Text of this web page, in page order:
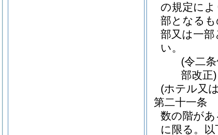
の規定に
部となる
部又は一
い。
(令二
部改正)
(ホテル又
第二十一条
数の階が
に限る。